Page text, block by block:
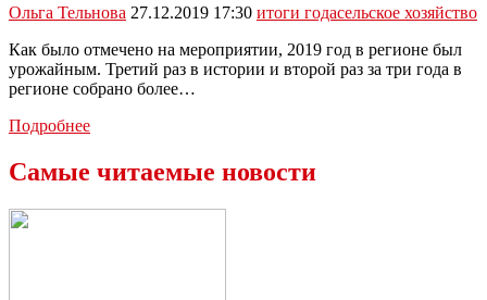
Ольга Тельнова 27.12.2019 17:30 итоги годасельское хозяйство
Как было отмечено на мероприятии, 2019 год в регионе был
урожайным. Третий раз в истории и второй раз за три года в
регионе собрано более…
ПодробнееИтоги
подвели
Самые читаемые новости